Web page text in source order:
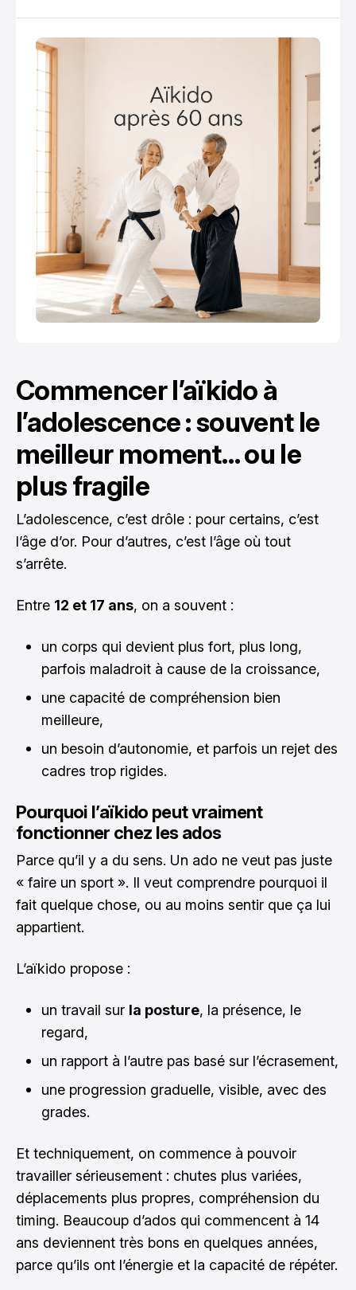
Commencer l’aïkido à
l’adolescence : souvent le
meilleur moment… ou le
plus fragile
L’adolescence, c’est drôle : pour certains, c’est
l’âge d’or. Pour d’autres, c’est l’âge où tout
s’arrête.
Entre 12 et 17 ans, on a souvent :
un corps qui devient plus fort, plus long,
parfois maladroit à cause de la croissance,
une capacité de compréhension bien
meilleure,
un besoin d’autonomie, et parfois un rejet des
cadres trop rigides.
Pourquoi l’aïkido peut vraiment
fonctionner chez les ados
Parce qu’il y a du sens. Un ado ne veut pas juste
« faire un sport ». Il veut comprendre pourquoi il
fait quelque chose, ou au moins sentir que ça lui
appartient.
L’aïkido propose :
un travail sur la posture, la présence, le
regard,
un rapport à l’autre pas basé sur l’écrasement,
une progression graduelle, visible, avec des
grades.
Et techniquement, on commence à pouvoir
travailler sérieusement : chutes plus variées,
déplacements plus propres, compréhension du
timing. Beaucoup d’ados qui commencent à 14
ans deviennent très bons en quelques années,
parce qu’ils ont l’énergie et la capacité de répéter.